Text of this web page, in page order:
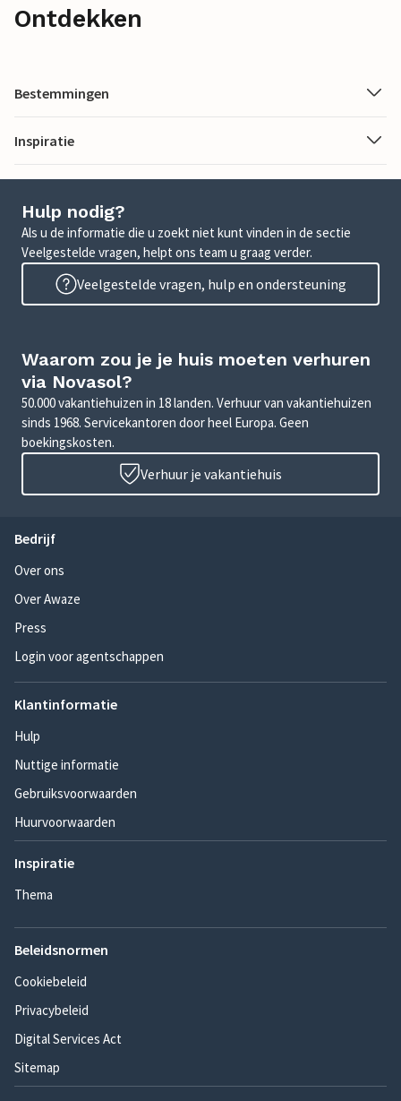
Ontdekken
Bestemmingen
Inspiratie
Hulp nodig?
Als u de informatie die u zoekt niet kunt vinden in de sectie
Veelgestelde vragen, helpt ons team u graag verder.
Veelgestelde vragen, hulp en ondersteuning
Waarom zou je je huis moeten verhuren
via Novasol?
50.000 vakantiehuizen in 18 landen. Verhuur van vakantiehuizen
sinds 1968. Servicekantoren door heel Europa. Geen
boekingskosten.
Verhuur je vakantiehuis
Bedrijf
Over ons
Over Awaze
Press
Login voor agentschappen
Klantinformatie
Hulp
Nuttige informatie
Gebruiksvoorwaarden
Huurvoorwaarden
Inspiratie
Thema
Beleidsnormen
Cookiebeleid
Privacybeleid
Digital Services Act
Sitemap